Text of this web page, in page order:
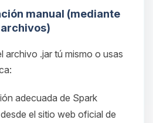
manual (mediante
archivos)
archivo .jar tú mismo o usas
adecuada de Spark
el sitio web oficial de